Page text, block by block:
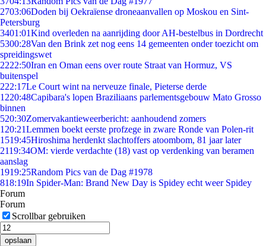
2703:06Doden bij Oekraïense droneaanvallen op Moskou en Sint-
Petersburg
3401:01Kind overleden na aanrijding door AH-bestelbus in Dordrecht
5300:28Van den Brink zet nog eens 14 gemeenten onder toezicht om
spreidingswet
2222:50Iran en Oman eens over route Straat van Hormuz, VS
buitenspel
222:17Le Court wint na nerveuze finale, Pieterse derde
1220:48Capibara's lopen Braziliaans parlementsgebouw Mato Grosso
binnen
520:30Zomervakantieweerbericht: aanhoudend zomers
1 20:21Lemmen boekt eerste profzege in zware Ronde van Polen-rit
1519:45Hiroshima herdenkt slachtoffers atoombom, 81 jaar later
2119:34OM: vierde verdachte (18) vast op verdenking van beramen
aanslag
1919:25Random Pics van de Dag #1978
818:19In Spider-Man: Brand New Day is Spidey echt weer Spidey
Forum
Forum
Scrollbar gebruiken
opslaan